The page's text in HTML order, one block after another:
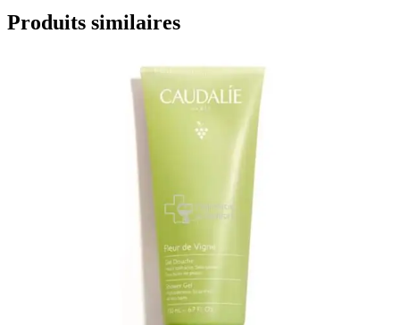
Produits similaires